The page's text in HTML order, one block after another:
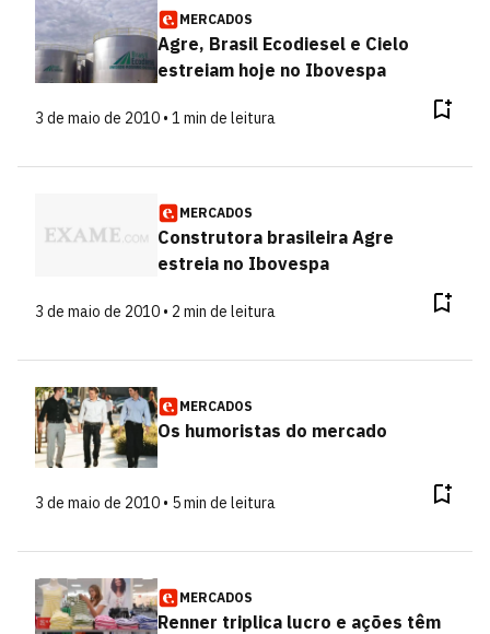
MERCADOS
Agre, Brasil Ecodiesel e Cielo
estreiam hoje no Ibovespa
3 de maio de 2010 • 1 min de leitura
MERCADOS
Construtora brasileira Agre
estreia no Ibovespa
3 de maio de 2010 • 2 min de leitura
MERCADOS
Os humoristas do mercado
3 de maio de 2010 • 5 min de leitura
MERCADOS
Renner triplica lucro e ações têm